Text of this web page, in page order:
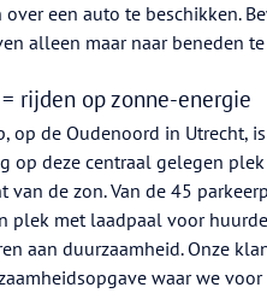
een auto te beschikken.
alleen maar naar beneden te
rijden op zonne-energie
op de Oudenoord in Utrecht,
op deze centraal gelegen
van de zon. Van de 45
plek met laadpaal voor
aan duurzaamheid. Onze
waar we